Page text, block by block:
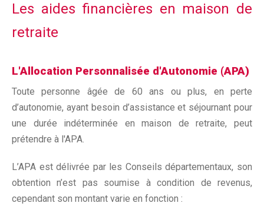
Les aides financières en maison de
retraite
L'Allocation Personnalisée d'Autonomie (APA)
Toute personne âgée de 60 ans ou plus, en perte
d’autonomie, ayant besoin d’assistance et séjournant pour
une durée indéterminée en maison de retraite, peut
prétendre à l'APA.
L’APA est délivrée par les Conseils départementaux, son
obtention n’est pas soumise à condition de revenus,
cependant son montant varie en fonction :